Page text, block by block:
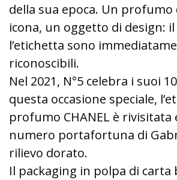
della sua epoca. Un
icona, un oggetto di design: il
l’etichetta sono
riconoscibili.
Nel 2021, N°5 celebra i suoi
questa occasione speciale,
profumo CHANEL è rivisitata
numero portafortuna di
rilievo dorato.
Il packaging in polpa di carta